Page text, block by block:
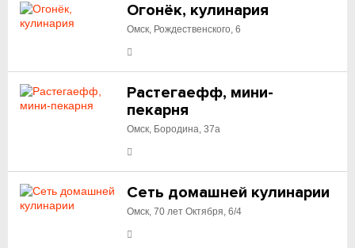
Огонёк, кулинария
Омск, Рождественского, 6
Растегаефф, мини-
пекарня
Омск, Бородина, 37а
Сеть домашней кулинарии
Омск, 70 лет Октября, 6/4